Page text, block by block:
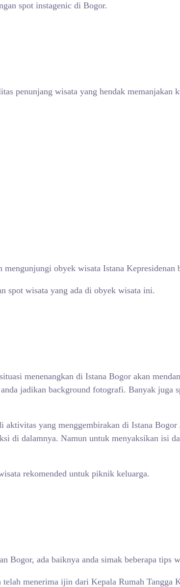
spot instagenic di Bogor.
penunjang wisata yang hendak memanjakan
obyek wisata Istana Kepresidenan
spot wisata yang ada di obyek wisata ini.
menenangkan di Istana Bogor akan
jadikan background fotografi. Banyak juga
yang menggembirakan di Istana
di dalamnya. Namun untuk menyaksikan isi
rekomended untuk piknik keluarga.
Bogor, ada baiknya anda simak beberapa tips
menerima ijin dari Kepala Rumah Tangga